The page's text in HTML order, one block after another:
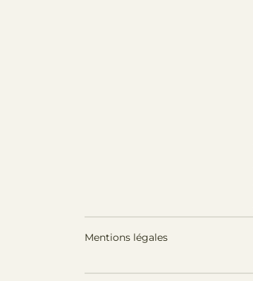
Mentions légales